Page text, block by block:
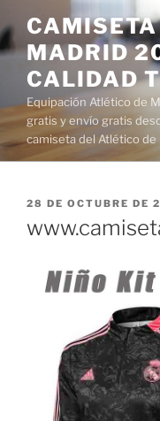
al
contenido
MADRID
CALIDAD
Equipación Atlético de
gratis y envío gratis
camiseta del Atlético de
PUBLICADO
28 DE OCTUBRE DE